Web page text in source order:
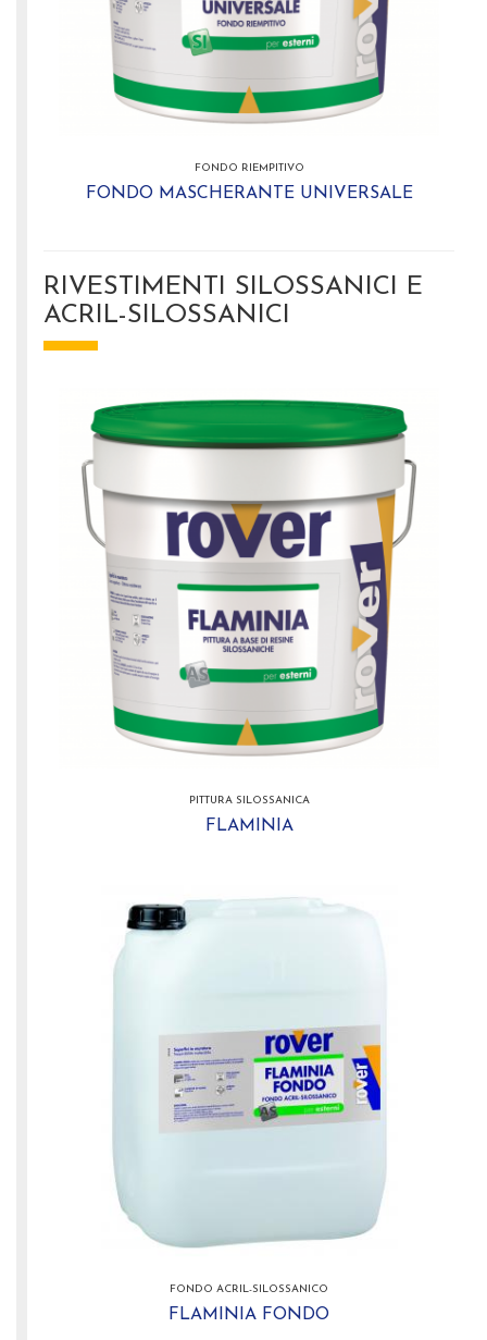
FONDO RIEMPITIVO
FONDO MASCHERANTE UNIVERSALE
RIVESTIMENTI SILOSSANICI E
ACRIL-SILOSSANICI
PITTURA SILOSSANICA
FLAMINIA
FONDO ACRIL-SILOSSANICO
FLAMINIA FONDO